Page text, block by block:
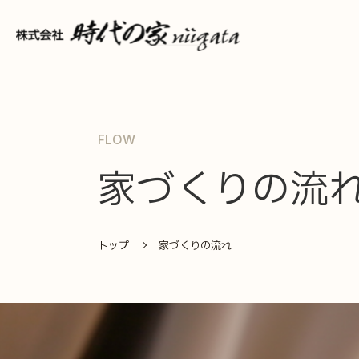
FLOW
家づくりの流
トップ 家づくりの流れ